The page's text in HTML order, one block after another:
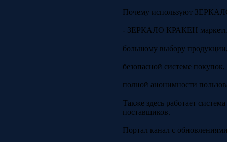
Почему используют
- ЗЕРКАЛО КРАКЕН
большому выбору
безопасной системе покупок,
полной анонимности
Также здесь работает
поставщиков.
Портал канал с